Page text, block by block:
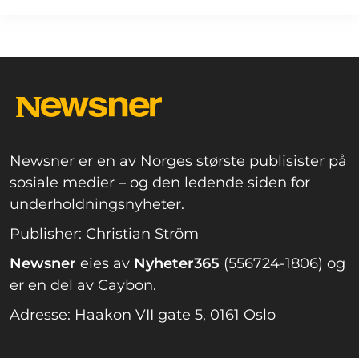
Newsner er en av Norges største publisister på
sosiale medier – og den ledende siden for
underholdningsnyheter.
Publisher: Christian Ström
Newsner eies av Nyheter365 (556724-1806) og
er en del av Caybon.
Adresse: Haakon VII gate 5, 0161 Oslo